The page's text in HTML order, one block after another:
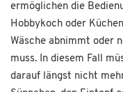
ermöglichen die
Hobbykoch oder
Wäsche abnimmt oder
muss. In diesem Fall
darauf längst nicht